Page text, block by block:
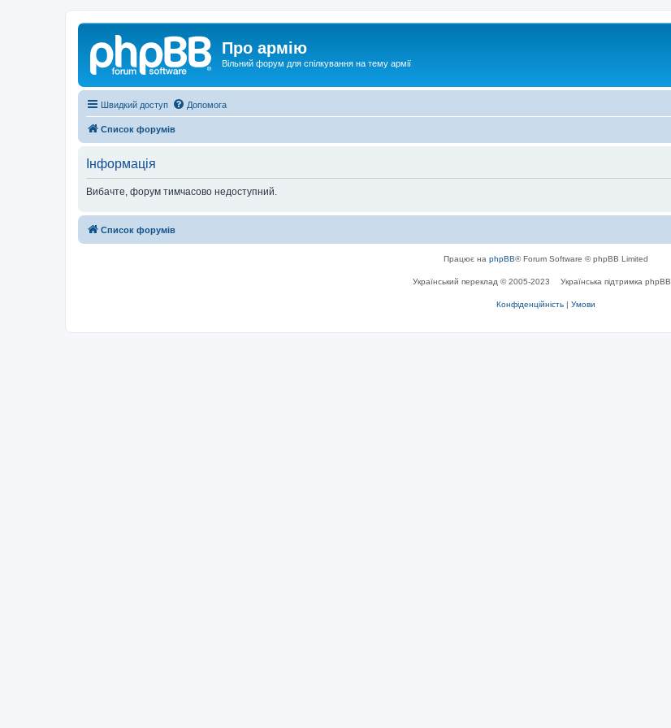
Про армію
Вільний форум для спілкування на тему армії
Швидкий доступ Допомога
Список форумів
Інформація
Вибачте, форум тимчасово недоступний.
Список форумів
Працює на phpBB® Forum Software © phpBB Limited
Український переклад © 2005-2023 Українська підтримка phpBB
Конфіденційність | Умови